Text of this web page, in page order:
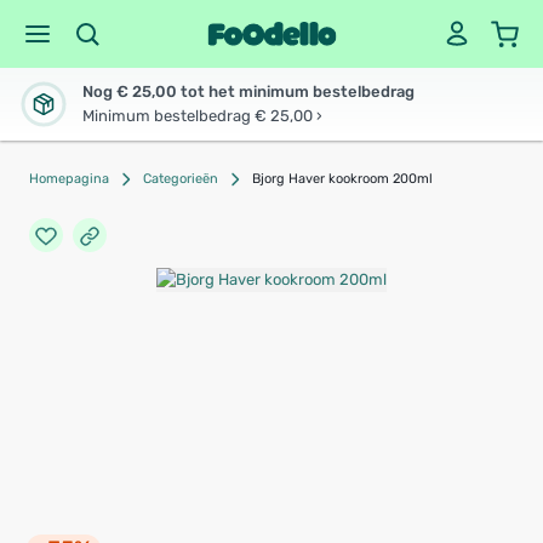
Nog € 25,00 tot het minimum bestelbedrag
Minimum bestelbedrag € 25,00 ›
Homepagina Categorieën Bjorg Haver kookroom 200ml